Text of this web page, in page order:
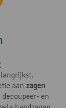
aan zagen
en